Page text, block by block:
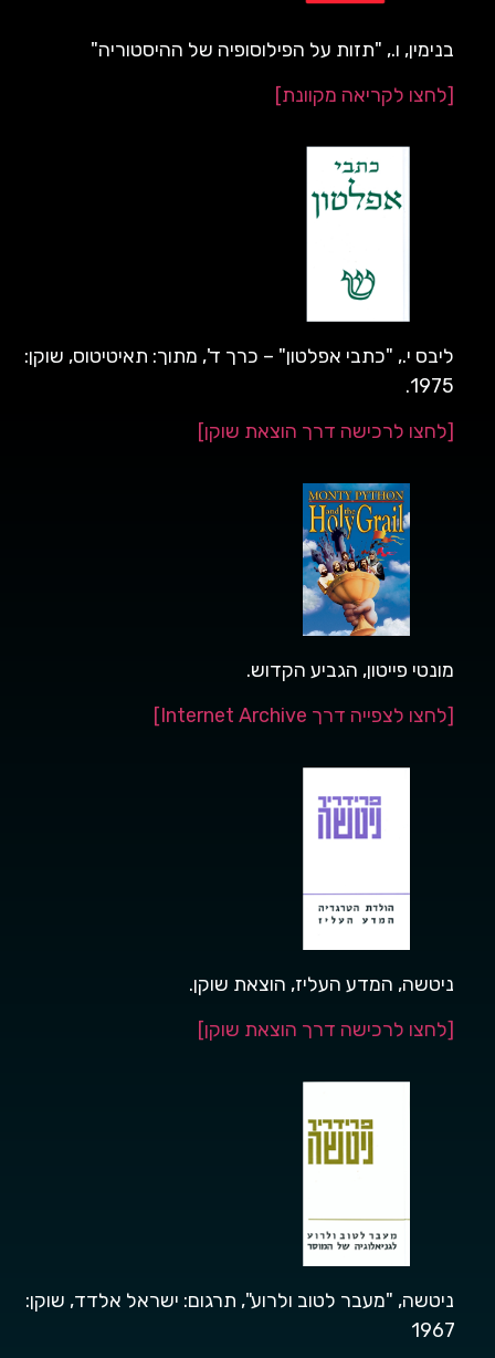
בנימין, ו., "תזות על הפילוסופיה של ההיסטוריה"
[לחצו לקריאה מקוונת]
ליבס י., "כתבי אפלטון" – כרך ד', מתוך: תאיטיטוס, שוקן:
1975.
[לחצו לרכישה דרך הוצאת שוקן]
מונטי פייטון, הגביע הקדוש.
[לחצו לצפייה דרך Internet Archive]
ניטשה, המדע העליז, הוצאת שוקן.
[לחצו לרכישה דרך הוצאת שוקן]
ניטשה, "מעבר לטוב ולרוע", תרגום: ישראל אלדד, שוקן:
1967